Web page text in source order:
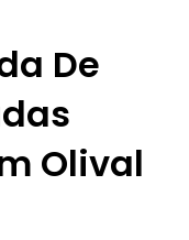
De
Olival